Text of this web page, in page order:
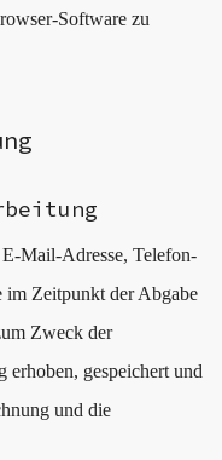
Software zu
Mail-Adresse, Telefon-
im Zeitpunkt der Abgabe
Zweck der
erhoben, gespeichert und
und die